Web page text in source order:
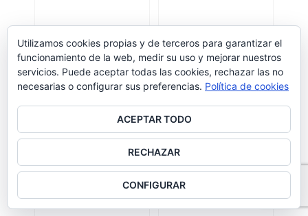
Oferta 101:
Acompañamiento
y apoyo a…
Oferta 099:
Acompañamiento
- Discapacidad
Intelectual…
Utilizamos cookies propias y de terceros para garantizar el
funcionamiento de la web, medir su uso y mejorar nuestros
servicios. Puede aceptar todas las cookies, rechazar las no
necesarias o configurar sus preferencias. Política de cookies
ACEPTAR TODO
RECHAZAR
CONFIGURAR